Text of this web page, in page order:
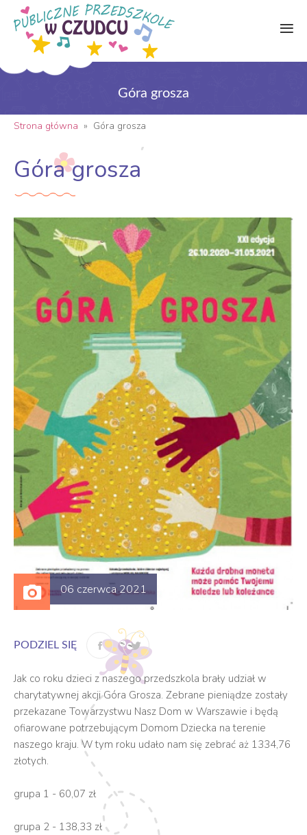
Góra grosza
Strona główna » Góra grosza
Góra grosza
06 czerwca 2021
PODZIEL SIĘ
Jak co roku dzieci z naszego przedszkola brały udział w
charytatywnej akcji Góra Grosza. Zebrane pieniądze zostały
przekazane Towarzystwu Nasz Dom w Warszawie i będą
ofiarowane potrzebującym Domom Dziecka na terenie
naszego kraju. W tym roku udało nam się zebrać aż 1334,76
złotych.
grupa 1 - 60,07 zł
grupa 2 - 138,33 zł